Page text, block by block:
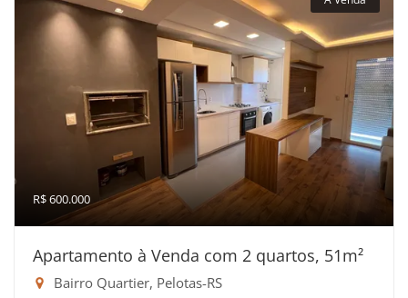
R$ 600.000
Apartamento à Venda com 2 quartos, 51m²
Bairro Quartier, Pelotas-RS